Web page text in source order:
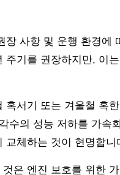
장 사항 및 운행 환경에
주기를 권장하지만, 이
혹서기 또는 겨울철 혹
수의 성능 저하를 가속
교체하는 것이 현명합니
은 엔진 보호를 위한